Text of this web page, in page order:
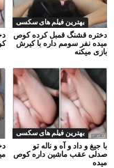
بهترین فیلم های سکسی
دختره قشنگ قمبل کرده کوص
میده نفر سومم داره با کیرش
بازی میکنه
بهترین فیلم های سکسی
با جیغ و داد و آه و ناله تو
صدلی عقب ماشین داره کوص
میده